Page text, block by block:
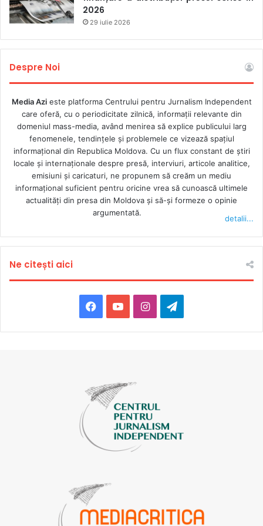
ură împotriva jurnaliștilor. Oficialii guvernamentali ne
demonizează, încurajează violențele împotriva presei. De
fiecare dată când punem întrebări sau criticăm acțiunile
deschiderea celui de-al doilea front în Georgia”, a
enumerat ea.
Circa 100 de jurnaliști și profesioniști din media s-au
reunit la Praga la început de decembrie, pentru a patra
ediție a Conferinței Media a Parteneriatului Estic,
organizată în cadrul Președinției cehe a Consiliului Uniunii
Europene. Participanții abordează exemple practice de
consolidare a rezistenței mass-mediei independente și a
jurnalismului de calitate, dar și politicile, programele și
2026
29 iulie 2026
Despre Noi
Media Azieste platforma Centrului pentru Jurnalism Independent
care oferă, cu o periodicitate zilnică, informații relevante din
domeniul mass-media, având menirea să explice publicului larg
fenomenele, tendințele și problemele ce vizează spațiul
informațional din Republica Moldova. Cu un flux constant de ştiri
locale şi internaţionale despre presă, interviuri, articole analitice,
emisiuni și caricaturi, ne propunem să creăm un mediu
informaţional suficient pentru oricine vrea să cunoască ultimele
actualităţi din presa din Moldova şi să-şi formeze o opinie
argumentată.
detalii...
Ne citești aici
Facebook
YouTubeInstagramTelegram